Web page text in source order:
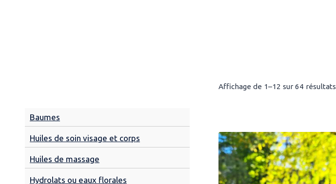
Affichage de 1–12 sur 64 résultats
Baumes
Huiles de soin visage et corps
Huiles de massage
Hydrolats ou eaux florales